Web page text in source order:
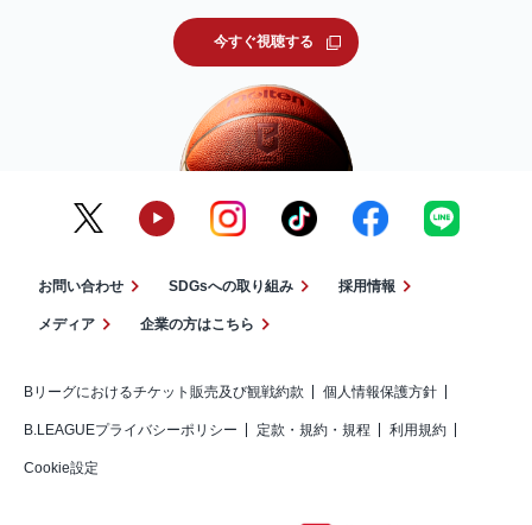
今すぐ視聴する
お問い合わせ SDGsへの取り組み 採用情報
メディア 企業の方はこちら
Bリーグにおけるチケット販売及び観戦約款 個人情報保護方針
B.LEAGUEプライバシーポリシー 定款・規約・規程 利用規約
Cookie設定